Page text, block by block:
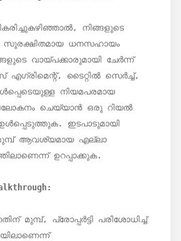
നിങ്ങളുടെ
സുരക്ഷിതമായ ധനസഹായം
വായ്പക്കാരുമായി ചേർന്ന്
എഗ്രിമെന്റ്, ടൈറ്റിൽ സെർച്ച്,
നിയമപരമായ
ചെയ്യാൻ ഒരു റിയൽ
ഉൾപ്പെടുത്തുക. ഇടപാടുമായി
മുമ്പ് ആവശ്യമായ എല്ലാ
ഉറപ്പാക്കുക.
മുമ്പ്, പ്രോപ്പർട്ടി പരിശോധിച്ച്